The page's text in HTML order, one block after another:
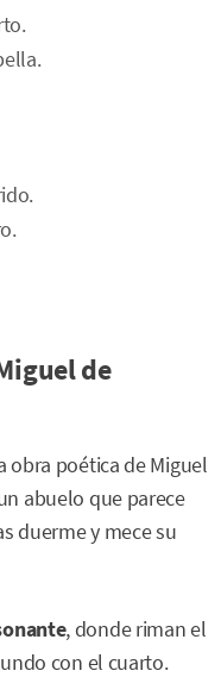
de
obra poética de Miguel
abuelo que parece
duerme y mece su
, donde riman el
con el cuarto.